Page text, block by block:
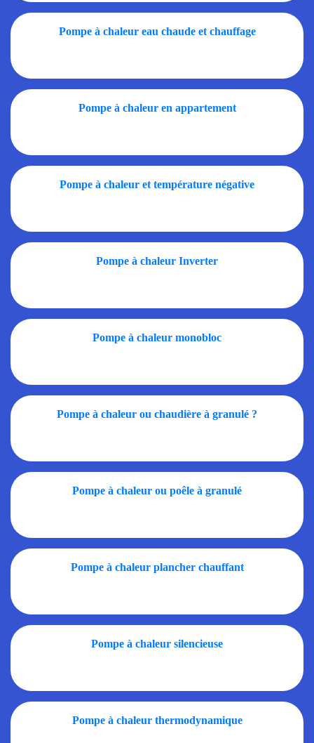
Pompe à chaleur eau chaude et chauffage
Pompe à chaleur en appartement
Pompe à chaleur et température négative
Pompe à chaleur Inverter
Pompe à chaleur monobloc
Pompe à chaleur ou chaudière à granulé ?
Pompe à chaleur ou poêle à granulé
Pompe à chaleur plancher chauffant
Pompe à chaleur silencieuse
Pompe à chaleur thermodynamique